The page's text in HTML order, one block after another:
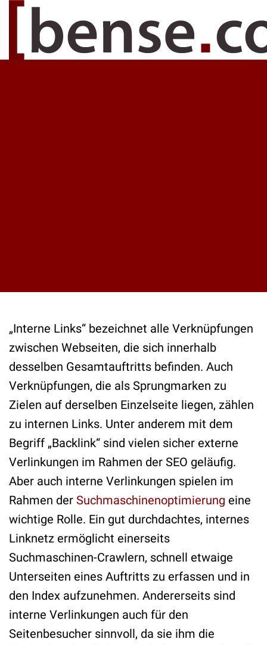
„Interne Links“ bezeichnet alle Verknüpfungen
zwischen Webseiten, die sich innerhalb
desselben Gesamtauftritts befinden. Auch
Verknüpfungen, die als Sprungmarken zu
Zielen auf derselben Einzelseite liegen, zählen
zu internen Links. Unter anderem mit dem
Begriff „Backlink“ sind vielen sicher externe
Verlinkungen im Rahmen der SEO geläufig.
Aber auch interne Verlinkungen spielen im
Rahmen der Suchmaschinenoptimierung eine
wichtige Rolle. Ein gut durchdachtes, internes
Linknetz ermöglicht einerseits
Suchmaschinen-Crawlern, schnell etwaige
Unterseiten eines Auftritts zu erfassen und in
den Index aufzunehmen. Andererseits sind
interne Verlinkungen auch für den
Seitenbesucher sinnvoll, da sie ihm die